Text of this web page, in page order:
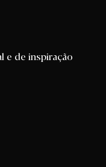
e de inspiração